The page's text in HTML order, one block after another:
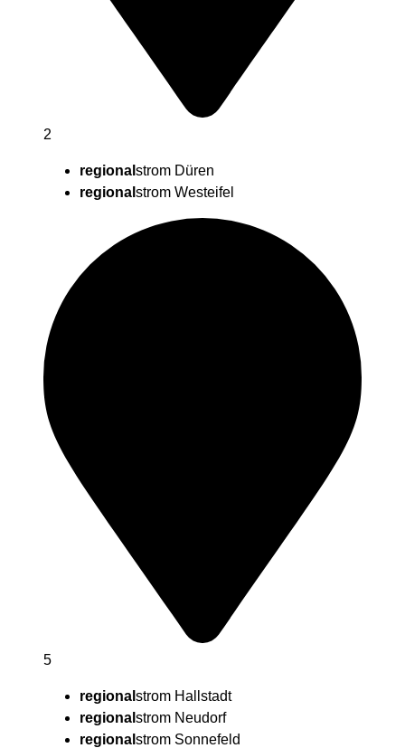
2
regional strom Düren
regional strom Westeifel
5
regional strom Hallstadt
regional strom Neudorf
regional strom Sonnefeld